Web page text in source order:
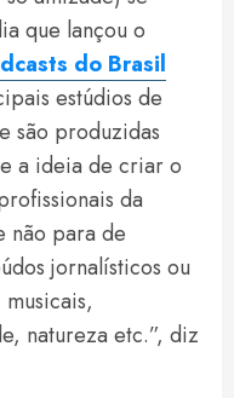
que lançou o
do Brasil
estúdios de
são produzidas
a ideia de criar o
da
não para de
jornalísticos ou
natureza etc.”, diz